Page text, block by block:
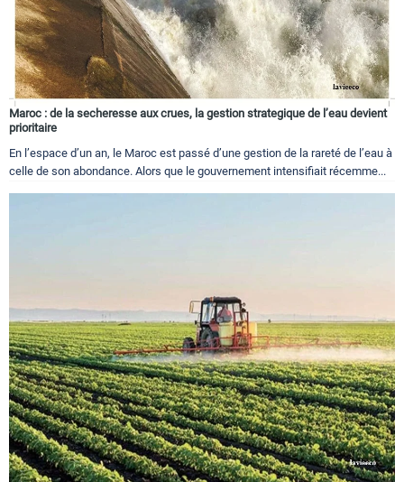
Maroc : de la secheresse aux crues, la gestion strategique de l’eau devient
prioritaire
En l’espace d’un an, le Maroc est passé d’une gestion de la rareté de l’eau à
celle de son abondance. Alors que le gouvernement intensifiait récemme...